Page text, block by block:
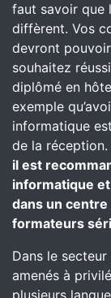
faut savoir que
diffèrent. Vos
devront
souhaitez
diplômé en
exemple
informatique
de la réception.
il est
informatique
dans un
formateurs
Dans le
amenés à
plusieurs